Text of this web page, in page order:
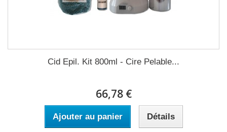
Cid Epil. Kit 800ml - Cire Pelable...
66,78 €
Ajouter au panier Détails